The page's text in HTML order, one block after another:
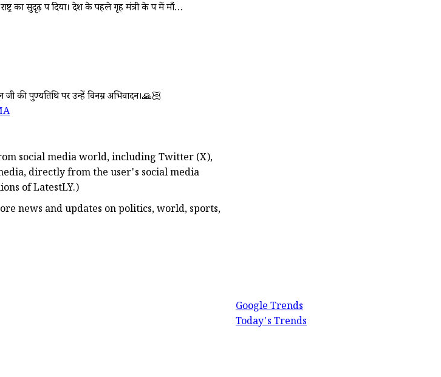
का सुदृढ़ रूप दिया। देश के पहले गृह मंत्री के रूप में माँ…
की पुण्यतिथि पर उन्हें विनम्र अभिवादन।🙏🏻
social media world, including Twitter (X),
directly from the user's social media
of LatestLY.)
news and updates on politics, world, sports,
Google Trends
Today's Trends